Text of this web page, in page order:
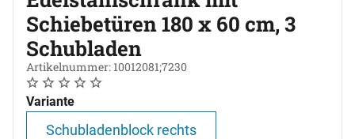
Schiebetüren 180 x 60 cm, 3
Schubladen
Artikelnummer: 10012081;7230
Noch keine Bewertungen abgegeben
0 Bewertungen
Variante
Schubladenblock rechts